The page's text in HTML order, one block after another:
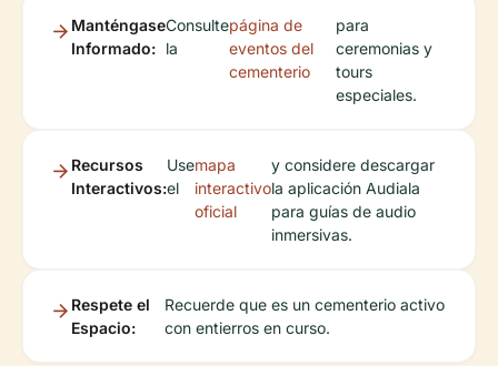
Manténgase
Informado:
Consulte
la
página de
eventos del
cementerio
para
ceremonias y
tours
especiales.
Recursos
Interactivos:
Use
el
mapa
interactivo
oficial
y considere descargar
la aplicación Audiala
para guías de audio
inmersivas.
Respete el
Espacio:
Recuerde que es un cementerio activo
con entierros en curso.